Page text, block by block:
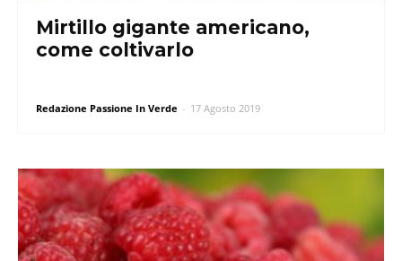
Mirtillo gigante americano,
come coltivarlo
Redazione Passione In Verde - 17 Agosto 2019